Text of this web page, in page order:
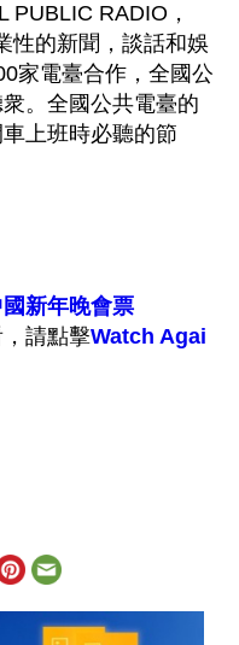
PUBLIC RADIO，
性的新聞，談話和娛
家電臺合作，全國公
。全國公共電臺的
上班時必聽的節
新年晚會票
請點擊Watch Agai